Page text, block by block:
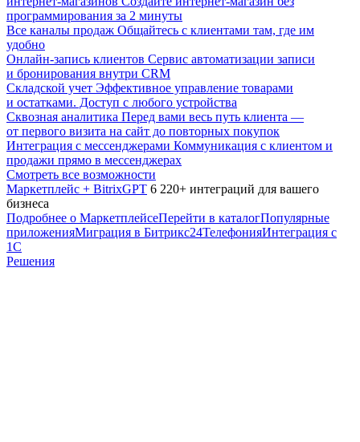
программирования за 2 минуты
Все каналы продаж Общайтесь с клиентами там, где им
удобно
Онлайн-запись клиентов Сервис автоматизации записи
и бронирования внутри CRM
Складской учет Эффективное управление товарами
и остатками. Доступ с любого устройства
Сквозная аналитика Перед вами весь путь клиента —
от первого визита на сайт до повторных покупок
Интеграция с мессенджерами Коммуникация с клиентом и
продажи прямо в мессенджерах
Смотреть все возможности
Маркетплейс + BitrixGPT 6 220+ интеграций для вашего
бизнеса
Подробнее о МаркетплейсеПерейти в каталогПопулярные
приложенияМиграция в Битрикс24ТелефонияИнтеграция с
1С
Решения